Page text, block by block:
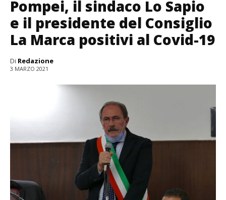
Pompei, il sindaco Lo Sapio
e il presidente del Consiglio
La Marca positivi al Covid-19
Di Redazione
3 MARZO 2021